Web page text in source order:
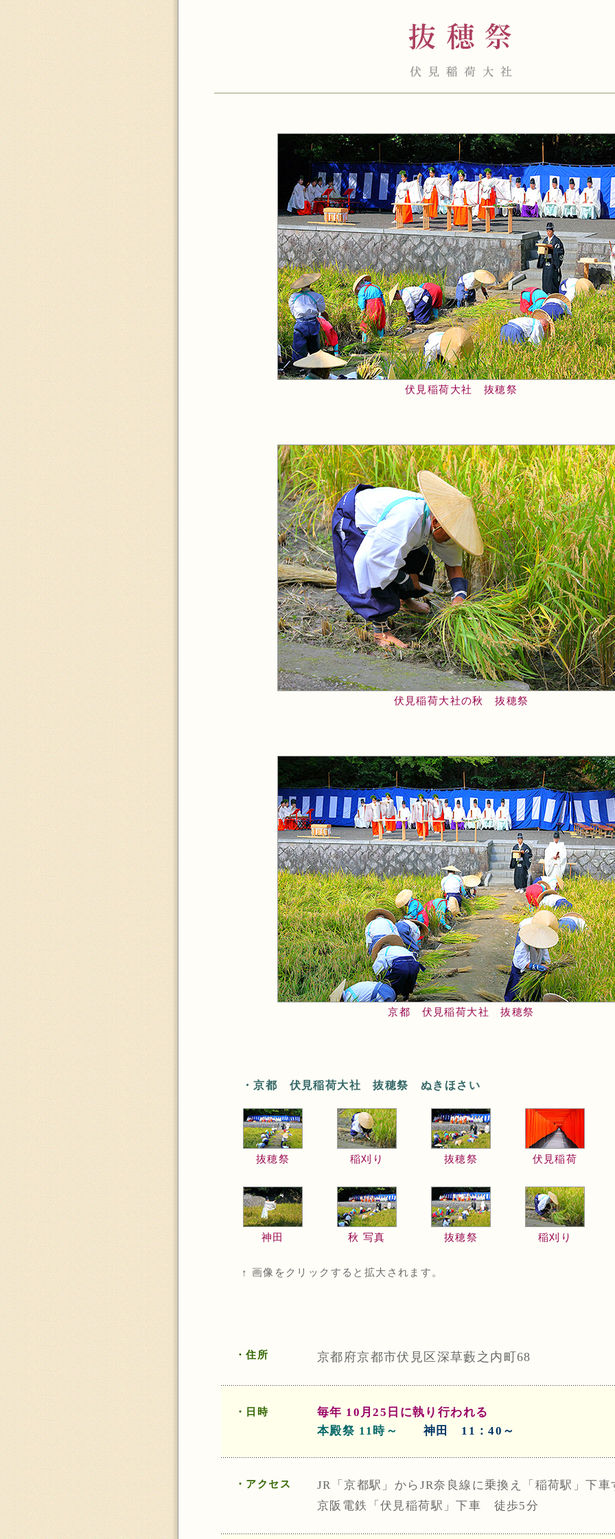
伏見稲荷大社 抜穂祭
伏見稲荷大社の秋 抜穂祭
京都 伏見稲荷大社 抜穂祭
・京都 伏見稲荷大社 抜穂祭 ぬきほさい
抜穂祭 稲刈り 抜穂祭 伏見稲荷
神田 秋 写真 抜穂祭 稲刈り
↑ 画像をクリックすると拡大されます。
・住所 京都府京都市伏見区深草藪之内町68
・日時
毎年 10月25日に執り行われる
本殿祭 11時～神田 11：40～
・アクセス
JR「京都駅」からJR奈良線に乗換え「稲荷駅」下車
京阪電鉄「伏見稲荷駅」下車 徒歩5分